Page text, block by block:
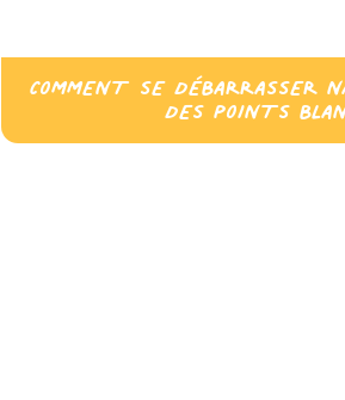
COMMENT SE DÉBARRASSER
DES POINTS